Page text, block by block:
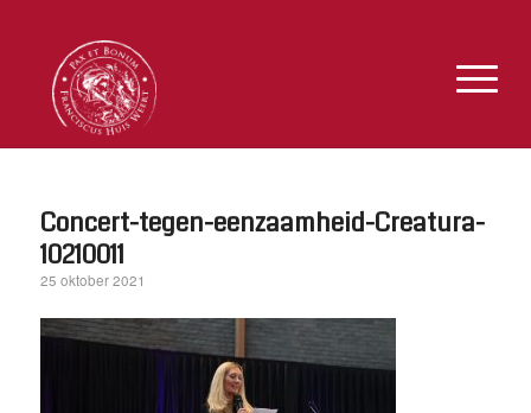
Concert-tegen-eenzaamheid-Creatura-
10210011
25 oktober 2021